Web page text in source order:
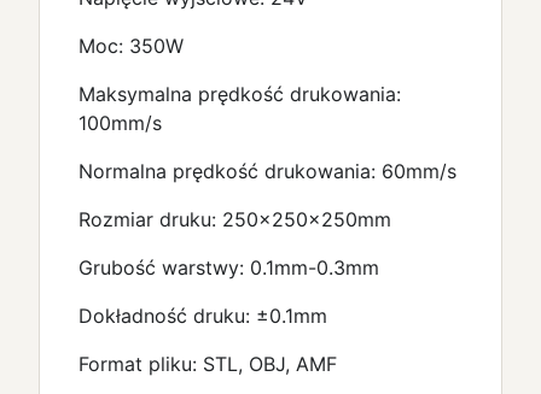
Moc: 350W
Maksymalna prędkość drukowania:
100mm/s
Normalna prędkość drukowania: 60mm/s
Rozmiar druku: 250x250x250mm
Grubość warstwy: 0.1mm-0.3mm
Dokładność druku: ±0.1mm
Format pliku: STL, OBJ, AMF